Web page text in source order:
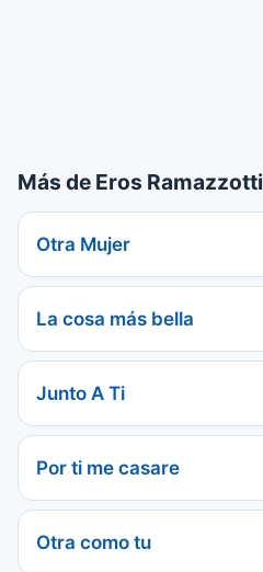
Más de Eros Ramazzotti
Otra Mujer
La cosa más bella
Junto A Ti
Por ti me casare
Otra como tu